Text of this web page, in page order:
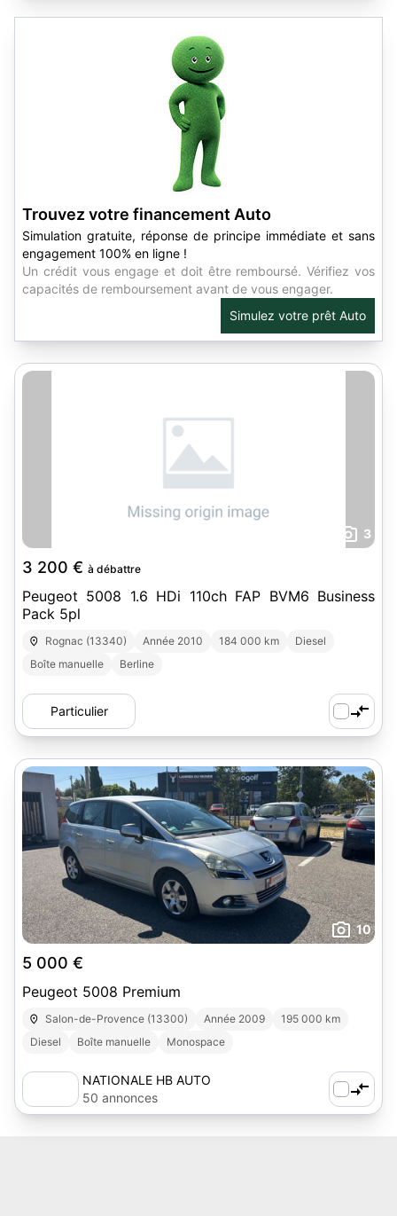
Trouvez votre financement Auto
Simulation gratuite, réponse de principe immédiate et sans
engagement 100% en ligne !
Un crédit vous engage et doit être remboursé. Vérifiez vos
capacités de remboursement avant de vous engager.
Simulez votre prêt Auto
3
3 200 € à débattre
Peugeot 5008 1.6 HDi 110ch FAP BVM6 Business
Pack 5pl
Rognac (13340) Année 2010 184 000 km
Diesel
Boîte manuelle
Berline
Particulier
10
5 000 €
Peugeot 5008 Premium
Salon-de-Provence (13300) Année 2009
195 000 km
Diesel
Boîte manuelle Monospace
NATIONALE HB AUTO
50 annonces